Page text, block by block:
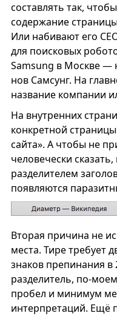
составлять так,
содержание
Или набивают его
для поисковых
Samsung в Москве —
нов Сам­сунг. На
название компании
На внутренних
конкретной
сайта». А чтобы не
человечески
разделителем
появляются
Вторая причина не
места. Тире требует
знаков препинания
разделитель, по-
пробел и минимум
интерпретаций. Ещё